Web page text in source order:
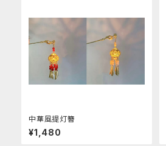
中華風提灯簪
¥1,480